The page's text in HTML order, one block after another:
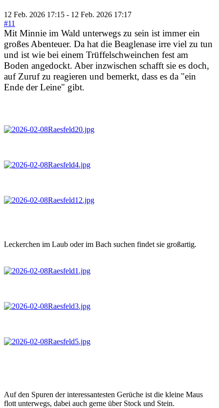
12 Feb. 2026 17:15 - 12 Feb. 2026 17:17
#11
Mit Minnie im Wald unterwegs zu sein ist immer ein
großes Abenteuer. Da hat die Beaglenase irre viel zu tun
und ist wie bei einem Trüffelschweinchen fest am
Boden angedockt. Aber inzwischen schafft sie es doch,
auf Zuruf zu reagieren und bemerkt, dass es da "ein
Ende der Leine" gibt.
Leckerchen im Laub oder im Bach suchen findet sie großartig.
Auf den Spuren der interessantesten Gerüche ist die kleine Maus
flott unterwegs, dabei auch gerne über Stock und Stein.